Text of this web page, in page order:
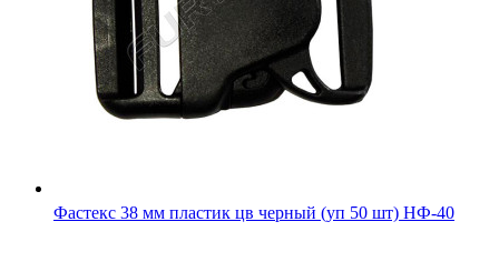
Фастекс 38 мм пластик цв черный (уп 50 шт) НФ-40